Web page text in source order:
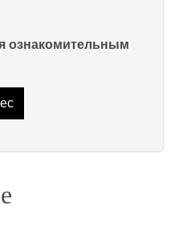
ознакомительным